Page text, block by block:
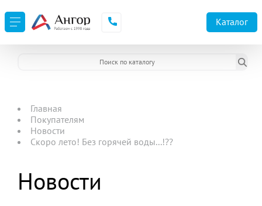
Каталог
Главная
Покупателям
Новости
Скоро лето! Без горячей воды...!??
Новости